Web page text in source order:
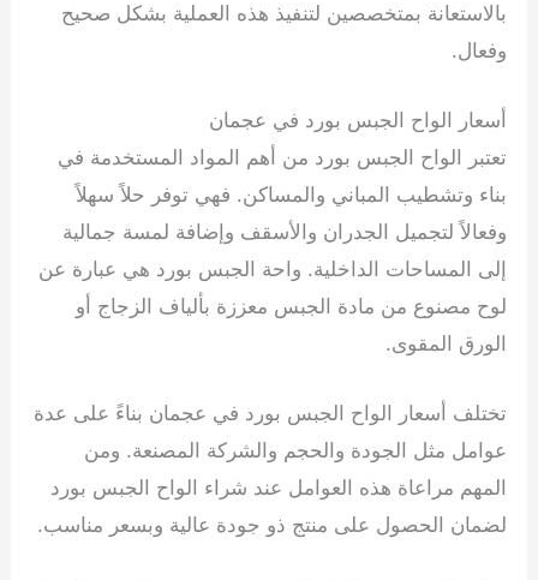
بالاستعانة بمتخصصين لتنفيذ هذه العملية بشكل صحيح
وفعال.
أسعار الواح الجبس بورد في عجمان
تعتبر الواح الجبس بورد من أهم المواد المستخدمة في
بناء وتشطيب المباني والمساكن. فهي توفر حلاً سهلاً
وفعالاً لتجميل الجدران والأسقف وإضافة لمسة جمالية
إلى المساحات الداخلية. واحة الجبس بورد هي عبارة عن
لوح مصنوع من مادة الجبس معززة بألياف الزجاج أو
الورق المقوى.
تختلف أسعار الواح الجبس بورد في عجمان بناءً على عدة
عوامل مثل الجودة والحجم والشركة المصنعة. ومن
المهم مراعاة هذه العوامل عند شراء الواح الجبس بورد
لضمان الحصول على منتج ذو جودة عالية وبسعر مناسب.